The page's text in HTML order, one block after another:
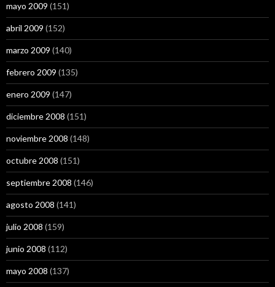
mayo 2009 (151)
abril 2009 (152)
marzo 2009 (140)
febrero 2009 (135)
enero 2009 (147)
diciembre 2008 (151)
noviembre 2008 (148)
octubre 2008 (151)
septiembre 2008 (146)
agosto 2008 (141)
julio 2008 (159)
junio 2008 (112)
mayo 2008 (137)